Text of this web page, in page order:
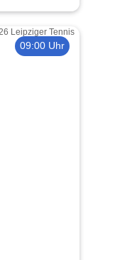
09:00 Uhr